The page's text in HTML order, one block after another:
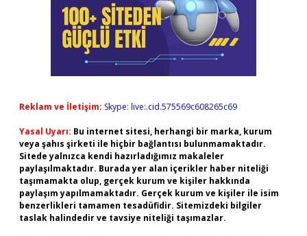
Reklam ve İletişim: Skype: live:.cid.575569c608265c69
Yasal Uyarı: Bu internet sitesi, herhangi bir marka, kurum
veya şahıs şirketi ile hiçbir bağlantısı bulunmamaktadır.
Sitede yalnızca kendi hazırladığımız makaleler
paylaşılmaktadır. Burada yer alan içerikler haber niteliği
taşımamakta olup, gerçek kurum ve kişiler hakkında
paylaşım yapılmamaktadır. Gerçek kurum ve kişiler ile isim
benzerlikleri tamamen tesadüfidir. Sitemizdeki bilgiler
taslak halindedir ve tavsiye niteliği taşımazlar.